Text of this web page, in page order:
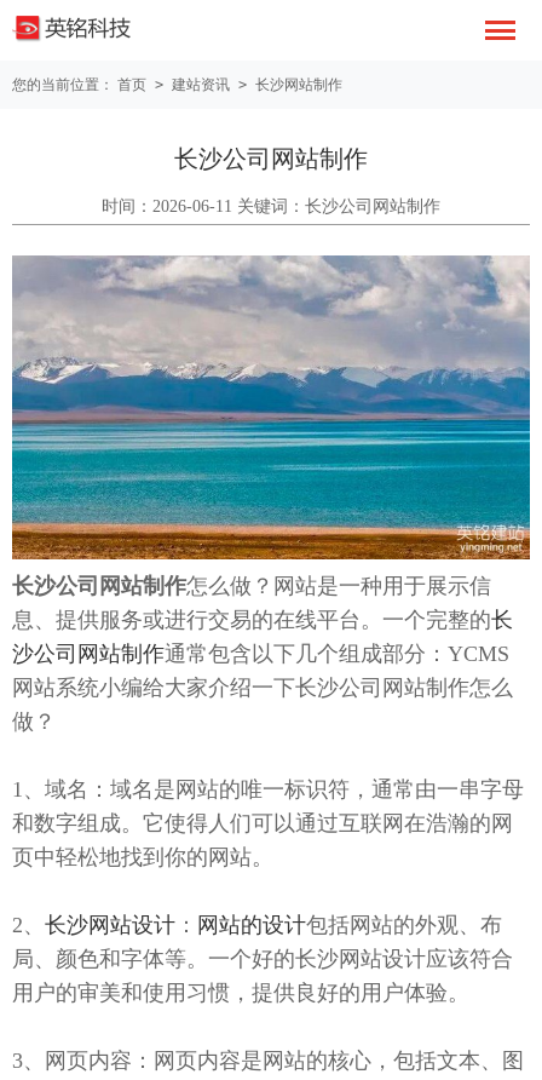
您的当前位置： 首页 > 建站资讯 > 长沙网站制作
长沙公司网站制作
时间：2026-06-11 关键词：长沙公司网站制作
长沙公司网站制作怎么做？网站是一种用于展示信
息、提供服务或进行交易的在线平台。一个完整的长
沙公司网站制作通常包含以下几个组成部分：YCMS
网站系统小编给大家介绍一下长沙公司网站制作怎么
做？
1、域名：域名是网站的唯一标识符，通常由一串字母
和数字组成。它使得人们可以通过互联网在浩瀚的网
页中轻松地找到你的网站。
2、 长沙网站设计 ： 网站的设计包括网站的外观、布
局、颜色和字体等。一个好的长沙网站设计应该符合
用户的审美和使用习惯，提供良好的用户体验。
3、网页内容：网页内容是网站的核心，包括文本、图